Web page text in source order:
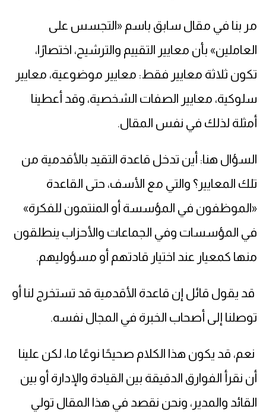
مر بنا في مقال سابق باسم «التجسس على
العاملين» بأن معايير التقييم والترشيح، اختصارًا،
تكون ثلاثة معايير فقط: معايير موضوعية، معايير
سلوكية، معايير الصفات الشخصية، وقد أعطينا
أمثلة لذلك في نفس المقال.
السؤال هنا: أين تدخل قاعدة التقيد بالأقدمية من
تلك المعايير؟ والتي مع الأسف، حتى القاعدة
«الموظفون في المؤسسة أو المنتمون للفكرة»
في المؤسسات وفي الجماعات والأحزاب ينطلقون
منها كمعيار عند اختيار قادتهم أو مسؤوليهم.
قد يقول قائل إن قاعدة الأقدمية قد تستخرج لنا أو
توصلنا إلى أصحاب الخبرة في المجال نفسه.
نعم، قد يكون هذا الكلام صحيحًا نوعًا ما، لكن علينا
أن نقرأ الفوارق الدقيقة بين القيادة والإدارة أو بين
القائد والمدير، ونحن نقصد في هذا المقال تولي